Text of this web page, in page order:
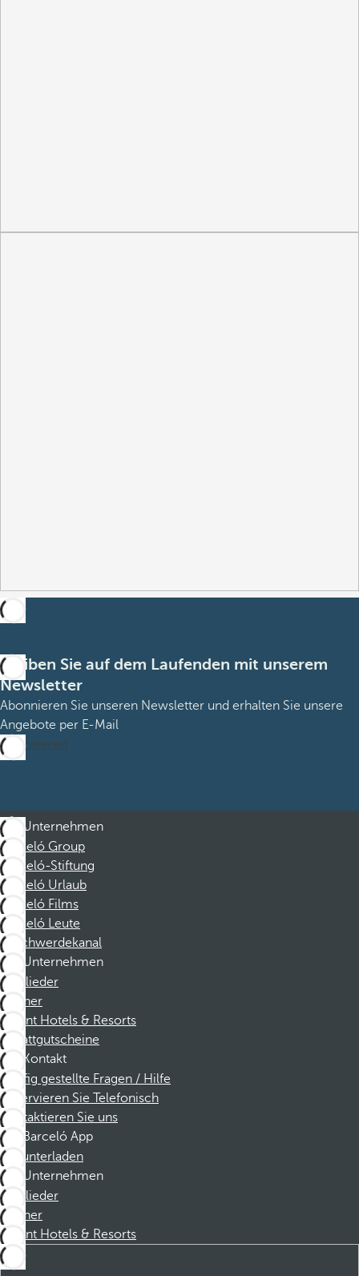
Bleiben Sie auf dem Laufenden mit unserem
Newsletter
Abonnieren Sie unseren Newsletter und erhalten Sie unsere
Angebote per E-Mail
Abonnieren
Unternehmen
Barceló Group
Barceló-Stiftung
Barceló Urlaub
Barceló Films
Barceló Leute
Beschwerdekanal
Unternehmen
Mitglieder
Partner
Dorint Hotels & Resorts
Rabattgutscheine
Kontakt
Häufig gestellte Fragen / Hilfe
Reservieren Sie Telefonisch
Kontaktieren Sie uns
Barceló App
Herunterladen
Unternehmen
Mitglieder
Partner
Dorint Hotels & Resorts